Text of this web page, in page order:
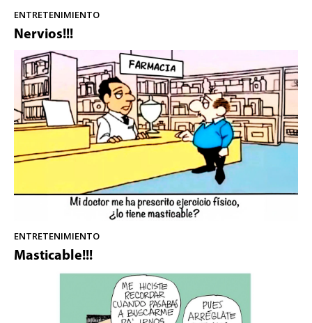
ENTRETENIMIENTO
Nervios!!!
ENTRETENIMIENTO
Masticable!!!